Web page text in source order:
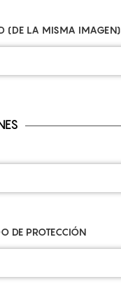
(DE LA MISMA IMAGEN)
DE PROTECCIÓN